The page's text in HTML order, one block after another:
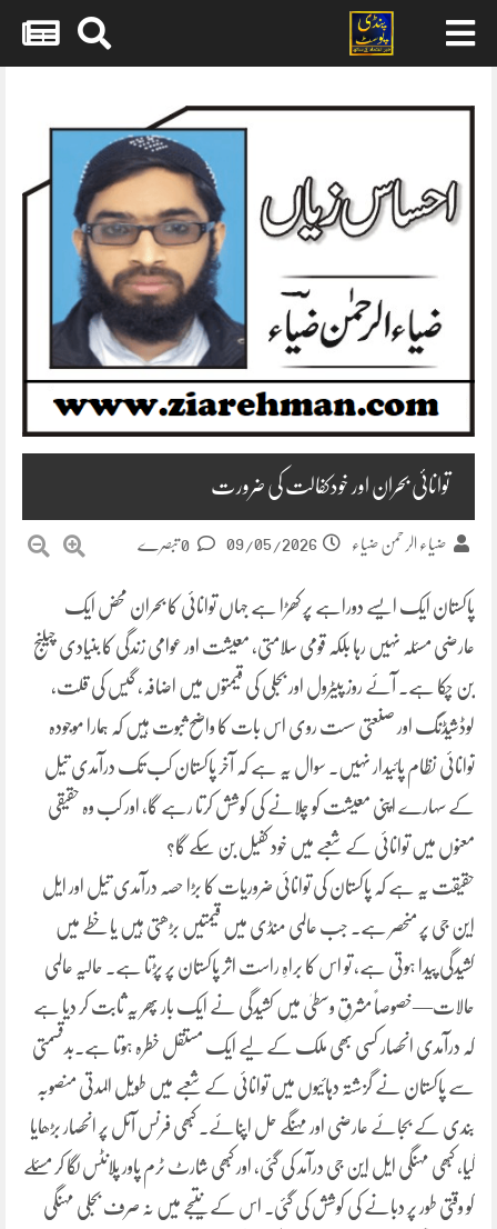
content
توانائی بحران اور خودکفالت کی ضرورت
ضیاء الرحمن ضیاء 09/05/2026
پاکستان ایک ایسے دوراہے پر کھڑا ہے جہاں توانائی کا بحران محض ایک
عارضی مسئلہ نہیں رہا بلکہ قومی سلامتی، معیشت اور عوامی زندگی کا بنیادی چیلنج
بن چکا ہے۔ آئے روز پیٹرول اور بجلی کی قیمتوں میں اضافہ، گیس کی قلت،
لوڈشیڈنگ اور صنعتی سست روی اس بات کا واضح ثبوت ہیں کہ ہمارا موجودہ
توانائی نظام پائیدار نہیں۔ سوال یہ ہے کہ آخر پاکستان کب تک درآمدی تیل
کے سہارے اپنی معیشت کو چلانے کی کوشش کرتا رہے گا، اور کب وہ حقیقی
معنوں میں توانائی کے شعبے میں خود کفیل بن سکے گا؟
حقیقت یہ ہے کہ پاکستان کی توانائی ضروریات کا بڑا حصہ درآمدی تیل اور ایل
این جی پر منحصر ہے۔ جب عالمی منڈی میں قیمتیں بڑھتی ہیں یا خطے میں
کشیدگی پیدا ہوتی ہے، تو اس کا براہِ راست اثر پاکستان پر پڑتا ہے۔ حالیہ عالمی
حالات—خصوصاً مشرقِ وسطیٰ میں کشیدگی نے ایک بار پھر یہ ثابت کر دیا ہے
کہ درآمدی انحصار کسی بھی ملک کے لیے ایک مستقل خطرہ ہوتا ہے۔بدقسمتی
سے پاکستان نے گزشتہ دہائیوں میں توانائی کے شعبے میں طویل المدتی منصوبہ
بندی کے بجائے عارضی اور مہنگے حل اپنائے۔ کبھی فرنس آئل پر انحصار بڑھایا
گیا، کبھی مہنگی ایل این جی درآمد کی گئی، اور کبھی شارٹ ٹرم پاور پلانٹس لگا کر مسئلے
کو وقتی طور پر دبانے کی کوشش کی گئی۔ اس کے نتیجے میں نہ صرف بجلی مہنگی